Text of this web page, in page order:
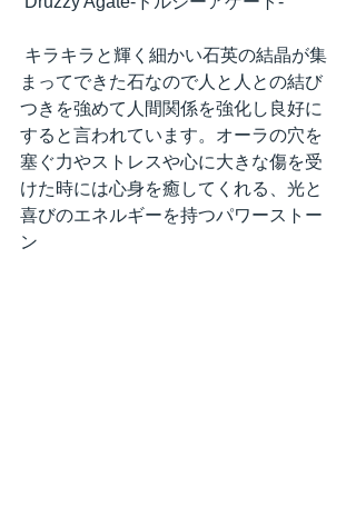
キラキラと輝く細かい石英の結晶が集
まってできた石なので人と人との結び
つきを強めて人間関係を強化し良好に
すると言われています。オーラの穴を
塞ぐ力やストレスや心に大きな傷を受
けた時には心身を癒してくれる、光と
喜びのエネルギーを持つパワーストー
ン